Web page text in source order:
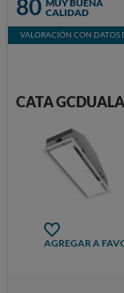
80 MUY BUENA
CALIDAD
VALORACIÓN CON DATOS
CATA
AGREGAR A